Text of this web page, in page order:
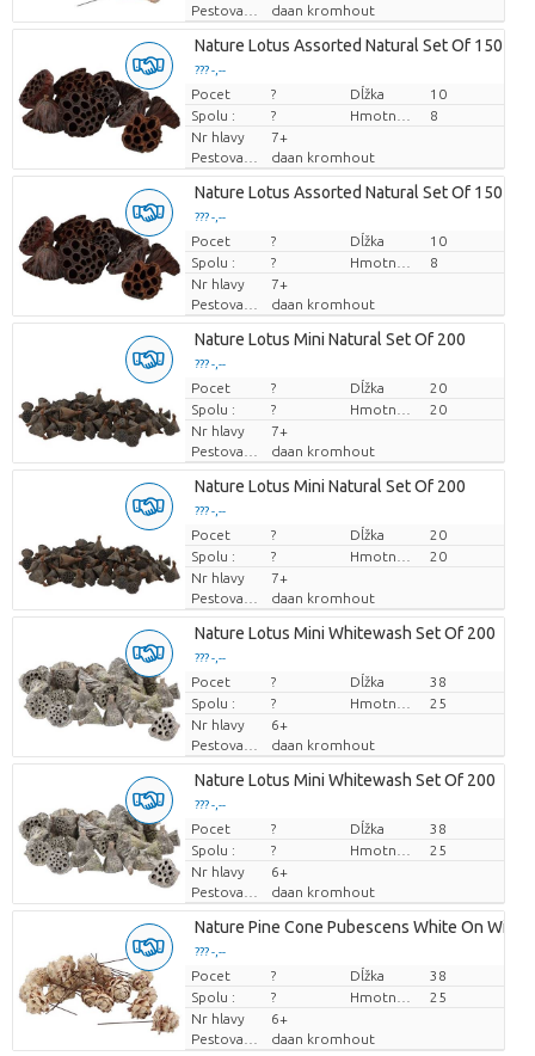
daan kromhout
Nature Lotus Assorted Natural Set Of 150
??? -,--
Cena za kus
Pocet ? Dĺžka
10
Spolu :
?
8
Nr hlavy
7+
daan kromhout
Nature Lotus Assorted Natural Set Of 150
??? -,--
Cena za kus
Pocet ? Dĺžka
10
Spolu :
?
8
Nr hlavy
7+
daan kromhout
Nature Lotus Mini Natural Set Of 200
??? -,--
Cena za kus
Pocet ? Dĺžka
20
Spolu :
?
20
Nr hlavy
7+
daan kromhout
Nature Lotus Mini Natural Set Of 200
??? -,--
Cena za kus
Pocet ? Dĺžka
20
Spolu :
?
20
Nr hlavy
7+
daan kromhout
Nature Lotus Mini Whitewash Set Of 200
??? -,--
Cena za kus
Pocet ? Dĺžka
38
Spolu :
?
25
Nr hlavy
6+
daan kromhout
Nature Lotus Mini Whitewash Set Of 200
??? -,--
Cena za kus
Pocet ? Dĺžka
38
Spolu :
?
25
Nr hlavy
6+
daan kromhout
Nature Pine Cone Pubescens White On Wire
??? -,--
Cena za kus
Pocet ? Dĺžka
38
Spolu :
?
25
Nr hlavy
6+
daan kromhout